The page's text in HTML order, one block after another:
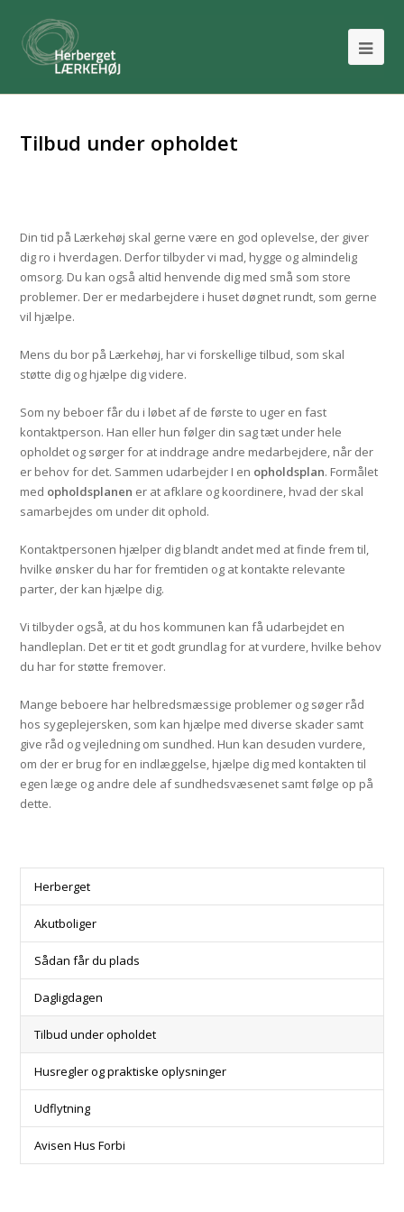
Tilbud under opholdet
Din tid på Lærkehøj skal gerne være en god oplevelse, der giver
dig ro i hverdagen. Derfor tilbyder vi mad, hygge og almindelig
omsorg. Du kan også altid henvende dig med små som store
problemer. Der er medarbejdere i huset døgnet rundt, som gerne
vil hjælpe.
Mens du bor på Lærkehøj, har vi forskellige tilbud, som skal
støtte dig og hjælpe dig videre.
Som ny beboer får du i løbet af de første to uger en fast
kontaktperson. Han eller hun følger din sag tæt under hele
opholdet og sørger for at inddrage andre medarbejdere, når der
er behov for det. Sammen udarbejder I en opholds­plan. Formålet
med opholdsplanen er at afklare og koordinere, hvad der skal
samarbejdes om under dit ophold.
Kontaktpersonen hjælper dig blandt andet med at finde frem til,
hvilke ønsker du har for fremtiden og at kontakte relevante
parter, der kan hjælpe dig.
Vi tilbyder også, at du hos kommunen kan få udarbejdet en
handleplan. Det er tit et godt grundlag for at vurdere, hvilke behov
du har for støtte fremover.
Mange beboere har helbredsmæssige problemer og søger råd
hos sygeplejersken, som kan hjælpe med diverse skader samt
give råd og vejledning om sundhed. Hun kan desuden vurdere,
om der er brug for en indlæggelse, hjælpe dig med kontakten til
egen læge og andre dele af sundhedsvæsenet samt følge op på
dette.
Herberget
Akutboliger
Sådan får du plads
Dagligdagen
Tilbud under opholdet
Husregler og praktiske oplysninger
Udflytning
Avisen Hus Forbi